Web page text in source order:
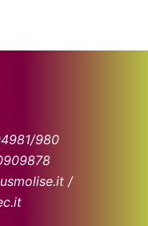
980
/